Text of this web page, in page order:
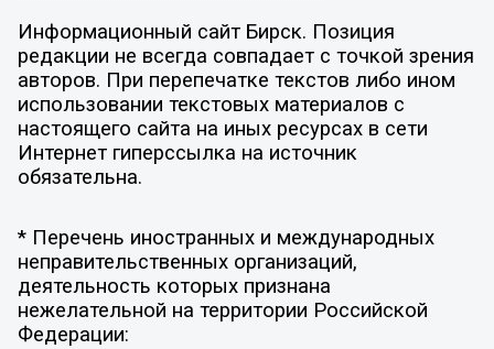
Информационный сайт Бирск. Позиция
редакции не всегда совпадает с точкой зрения
авторов. При перепечатке текстов либо ином
использовании текстовых материалов с
настоящего сайта на иных ресурсах в сети
Интернет гиперссылка на источник
обязательна.
* Перечень иностранных и международных
неправительственных организаций,
деятельность которых признана
нежелательной на территории Российской
Федерации: